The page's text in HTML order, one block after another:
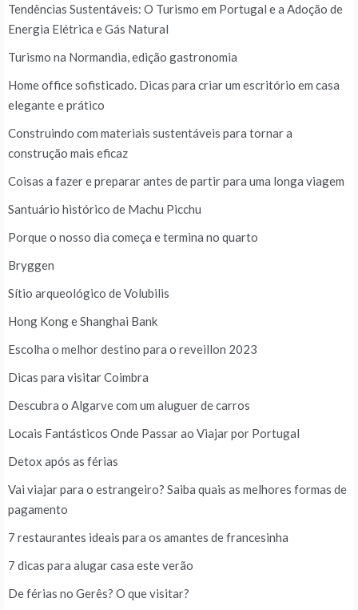
Tendências Sustentáveis: O Turismo em Portugal e a Adoção de
Energia Elétrica e Gás Natural
Turismo na Normandia, edição gastronomia
Home office sofisticado. Dicas para criar um escritório em casa
elegante e prático
Construindo com materiais sustentáveis para tornar a
construção mais eficaz
Coisas a fazer e preparar antes de partir para uma longa viagem
Santuário histórico de Machu Picchu
Porque o nosso dia começa e termina no quarto
Bryggen
Sítio arqueológico de Volubilis
Hong Kong e Shanghai Bank
Escolha o melhor destino para o reveillon 2023
Dicas para visitar Coimbra
Descubra o Algarve com um aluguer de carros
Locais Fantásticos Onde Passar ao Viajar por Portugal
Detox após as férias
Vai viajar para o estrangeiro? Saiba quais as melhores formas de
pagamento
7 restaurantes ideais para os amantes de francesinha
7 dicas para alugar casa este verão
De férias no Gerês? O que visitar?